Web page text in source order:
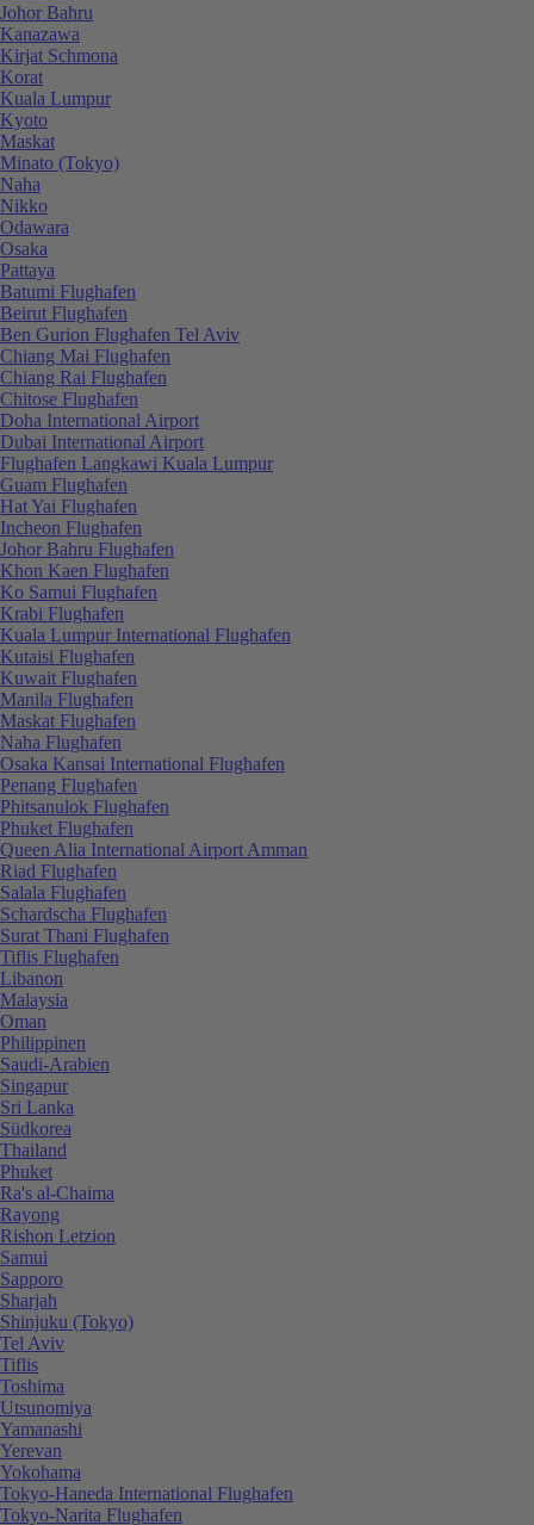
Johor Bahru
Kanazawa
Kirjat Schmona
Korat
Kuala Lumpur
Kyoto
Maskat
Minato (Tokyo)
Naha
Nikko
Odawara
Osaka
Pattaya
Batumi Flughafen
Beirut Flughafen
Ben Gurion Flughafen Tel Aviv
Chiang Mai Flughafen
Chiang Rai Flughafen
Chitose Flughafen
Doha International Airport
Dubai International Airport
Flughafen Langkawi Kuala Lumpur
Guam Flughafen
Hat Yai Flughafen
Incheon Flughafen
Johor Bahru Flughafen
Khon Kaen Flughafen
Ko Samui Flughafen
Krabi Flughafen
Kuala Lumpur International Flughafen
Kutaisi Flughafen
Kuwait Flughafen
Manila Flughafen
Maskat Flughafen
Naha Flughafen
Osaka Kansai International Flughafen
Penang Flughafen
Phitsanulok Flughafen
Phuket Flughafen
Queen Alia International Airport Amman
Riad Flughafen
Salala Flughafen
Schardscha Flughafen
Surat Thani Flughafen
Tiflis Flughafen
Libanon
Malaysia
Oman
Philippinen
Saudi-Arabien
Singapur
Sri Lanka
Südkorea
Thailand
Phuket
Ra's al-Chaima
Rayong
Rishon Letzion
Samui
Sapporo
Sharjah
Shinjuku (Tokyo)
Tel Aviv
Tiflis
Toshima
Utsunomiya
Yamanashi
Yerevan
Yokohama
Tokyo-Haneda International Flughafen
Tokyo-Narita Flughafen